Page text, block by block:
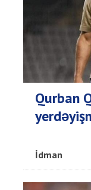
Qurban
İdman